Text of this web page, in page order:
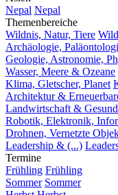
Nepal Nepal
Themenbereiche
Wildnis, Natur, Tiere
Archäologie,
Geologie, Astronomie,
Wasser, Meere & Ozeane
Klima, Gletscher, Planet
Architektur &
Landwirtschaft &
Robotik, Elektronik,
Drohnen, Vernetzte
Leadership & (...)
Termine
Frühling Frühling
Sommer Sommer